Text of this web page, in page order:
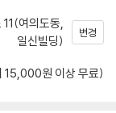
여의도동,
일신빌딩)
변경
15,000원 이상 무료)